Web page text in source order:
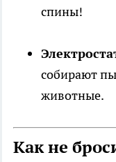
спины!
собирают
животные.
Как не